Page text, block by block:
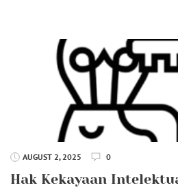
AUGUST 2, 2025 0
Hak Kekayaan